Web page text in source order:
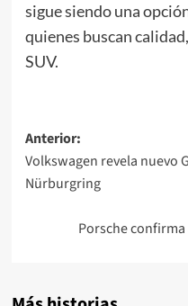
sigue siendo una
quienes buscan
SUV.
Navegación
de
entradas
Anterior:
Volkswagen revela nuevo
Nürburgring
Porsche